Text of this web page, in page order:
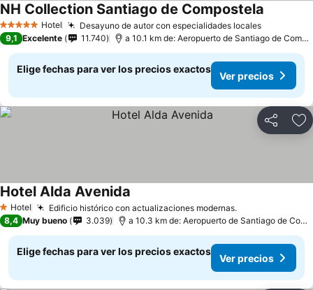
5 Estrellas Hotel Desayuno de autor con especialidades locales
NH Collection Santiago de Compostela
9,1 Excelente 11.740 a 10.1 km de: Aeropuerto de Santiago de Compostela
Elige fechas para ver los precios exactos
Ver precios
Compartir
1 Estrellas
Hotel Edificio histórico con actualizaciones modernas.
Hotel Alda Avenida
8,4 Muy bueno 3.039 a 10.3 km de: Aeropuerto de Santiago de Compostela
Elige fechas para ver los precios exactos
Ver precios